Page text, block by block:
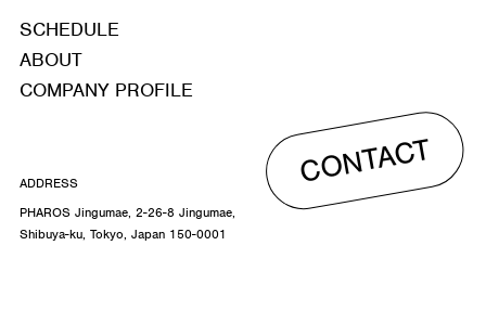
SCHEDULE
ABOUT
COMPANY PROFILE
CONTACT
ADDRESS
PHAROS Jingumae, 2-26-8 Jingumae,
Shibuya-ku, Tokyo, Japan 150-0001